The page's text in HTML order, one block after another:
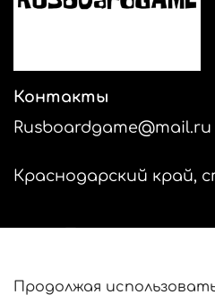
Контакты
Rusboardgame@mail.ru
Краснодарский край,
Продолжая